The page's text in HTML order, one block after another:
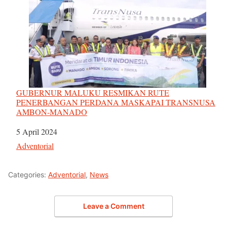
GUBERNUR MALUKU RESMIKAN RUTE
PENERBANGAN PERDANA MASKAPAI TRANSNUSA
AMBON-MANADO
Tanggal
5 April 2024
Sehubungan dengan
Adventorial
Categories: Adventorial, News
Leave a Comment